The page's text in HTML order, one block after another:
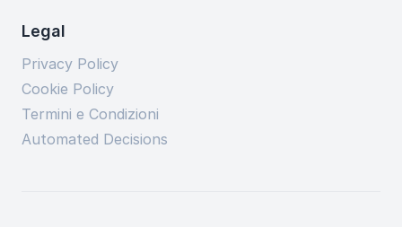
Legal
Privacy Policy
Cookie Policy
Termini e Condizioni
Automated Decisions